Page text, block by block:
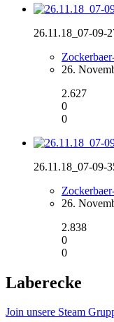
26.11.18_07-09-
26.
2.627
0
0
26.11.18_07-09-
26.
2.838
0
0
Laberecke
Join unsere Steam